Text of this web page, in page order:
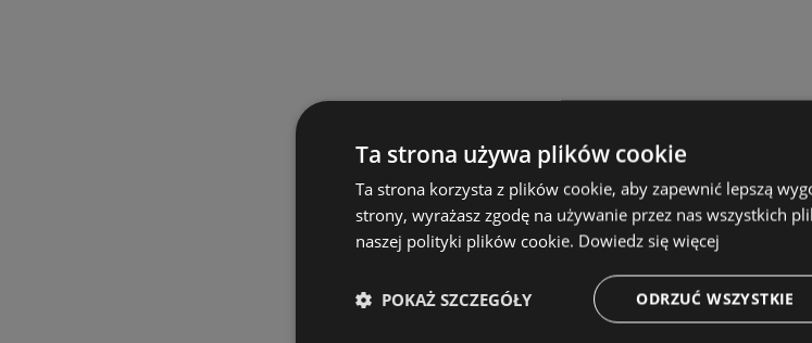
Ta strona używa plików cookie
Ta strona korzysta z plików cookie, aby zapewnić lepszą
strony, wyrażasz zgodę na używanie przez nas wszystkich
naszej polityki plików cookie. Dowiedz się więcej
ODRZUĆ WSZYSTKIE
POKAŻ SZCZEGÓŁY